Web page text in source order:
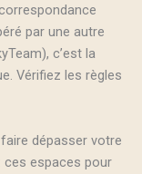
par une autre
c’est la
Vérifiez les règles
dépasser votre
ces espaces pour